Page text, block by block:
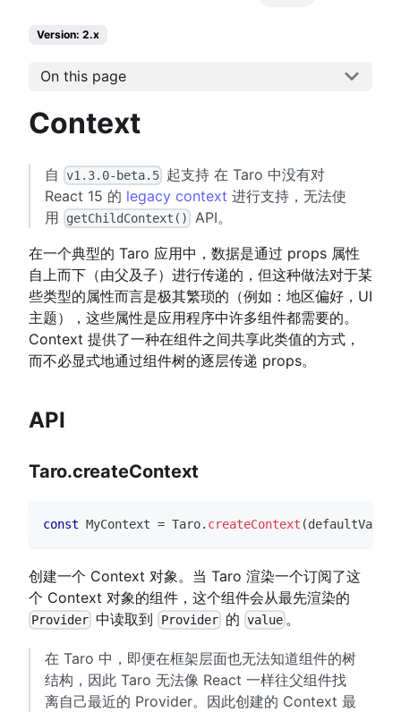
Version: 2.x
On this page
Context
自 v1.3.0-beta.5 起支持 在 Taro 中没有对
React 15 的 legacy context 进行支持，无法使
用
getChildContext() API。
在一个典型的 Taro 应用中，数据是通过 props 属性
自上而下（由父及子）进行传递的，但这种做法对于某
些类型的属性而言是极其繁琐的（例如：地区偏好，UI
主题），这些属性是应用程序中许多组件都需要的。
Context 提供了一种在组件之间共享此类值的方式，
而不必显式地通过组件树的逐层传递 props。
API
Taro.createContext
const MyContext = Taro. createContext (defaultValue
创建一个 Context 对象。当 Taro 渲染一个订阅了这
个 Context 对象的组件，这个组件会从最先渲染的
Provider 中读取到 Provider的 value 。
在 Taro 中，即便在框架层面也无法知道组件的树
结构，因此 Taro 无法像 React 一样往父组件找
离自己最近的 Provider。因此创建的 Context 最